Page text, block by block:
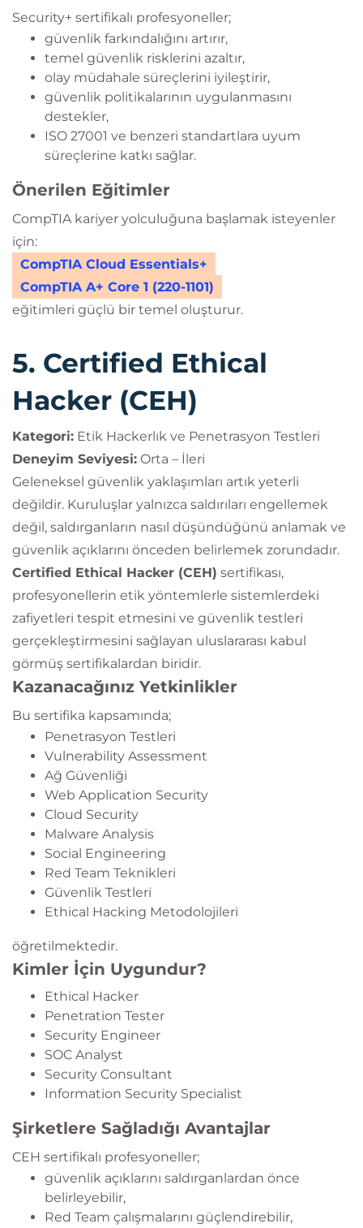
Security+ sertifikalı profesyoneller;
güvenlik farkındalığını artırır,
temel güvenlik risklerini azaltır,
olay müdahale süreçlerini iyileştirir,
güvenlik politikalarının uygulanmasını
destekler,
ISO 27001 ve benzeri standartlara uyum
süreçlerine katkı sağlar.
Önerilen Eğitimler
CompTIA kariyer yolculuğuna başlamak isteyenler
için:
CompTIA Cloud Essentials+
CompTIA A+ Core 1 (220-1101)
eğitimleri güçlü bir temel oluşturur.
5. Certified Ethical
Hacker (CEH)
Kategori: Etik Hackerlık ve Penetrasyon Testleri
Deneyim Seviyesi: Orta – İleri
Geleneksel güvenlik yaklaşımları artık yeterli
değildir. Kuruluşlar yalnızca saldırıları engellemek
değil, saldırganların nasıl düşündüğünü anlamak ve
güvenlik açıklarını önceden belirlemek zorundadır.
Certified Ethical Hacker (CEH) sertifikası,
profesyonellerin etik yöntemlerle sistemlerdeki
zafiyetleri tespit etmesini ve güvenlik testleri
gerçekleştirmesini sağlayan uluslararası kabul
görmüş sertifikalardan biridir.
Kazanacağınız Yetkinlikler
Bu sertifika kapsamında;
Penetrasyon Testleri
Vulnerability Assessment
Ağ Güvenliği
Web Application Security
Cloud Security
Malware Analysis
Social Engineering
Red Team Teknikleri
Güvenlik Testleri
Ethical Hacking Metodolojileri
öğretilmektedir.
Kimler İçin Uygundur?
Ethical Hacker
Penetration Tester
Security Engineer
SOC Analyst
Security Consultant
Information Security Specialist
Şirketlere Sağladığı Avantajlar
CEH sertifikalı profesyoneller;
güvenlik açıklarını saldırganlardan önce
belirleyebilir,
Red Team çalışmalarını güçlendirebilir,